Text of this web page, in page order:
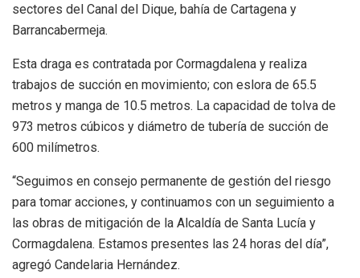
sectores del Canal del Dique, bahía de Cartagena y
Barrancabermeja.
Esta draga es contratada por Cormagdalena y realiza
trabajos de succión en movimiento; con eslora de 65.5
metros y manga de 10.5 metros. La capacidad de tolva de
973 metros cúbicos y diámetro de tubería de succión de
600 milímetros.
“Seguimos en consejo permanente de gestión del riesgo
para tomar acciones, y continuamos con un seguimiento a
las obras de mitigación de la Alcaldía de Santa Lucía y
Cormagdalena. Estamos presentes las 24 horas del día”,
agregó Candelaria Hernández.